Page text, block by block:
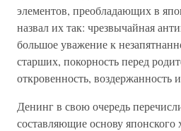
элементов, преобладающих в
назвал их так: чрезвычайная
большое уважение к
старших, покорность перед
откровенность, воздержанность
Денинг в свою очередь
составляющие основу японского